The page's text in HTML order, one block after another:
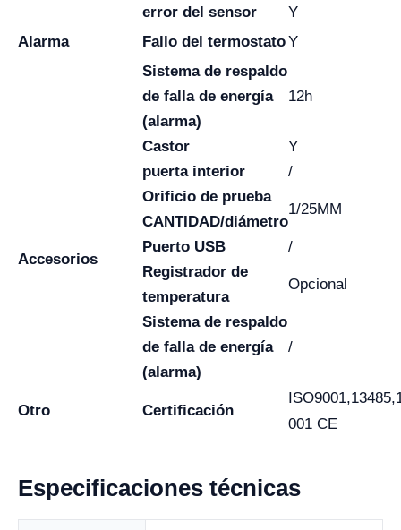
Alarma
error del sensor
Y
Fallo del termostatoY
Sistema de respaldo
de falla de energía
(alarma)
12h
Accesorios
Castor
Y
puerta interior
/
Orificio de prueba
CANTIDAD/diámetro
1/25MM
Puerto USB
/
Registrador de
temperatura
Opcional
Sistema de respaldo
de falla de energía
(alarma)
/
Otro Certificación
001 CE
Especificaciones técnicas